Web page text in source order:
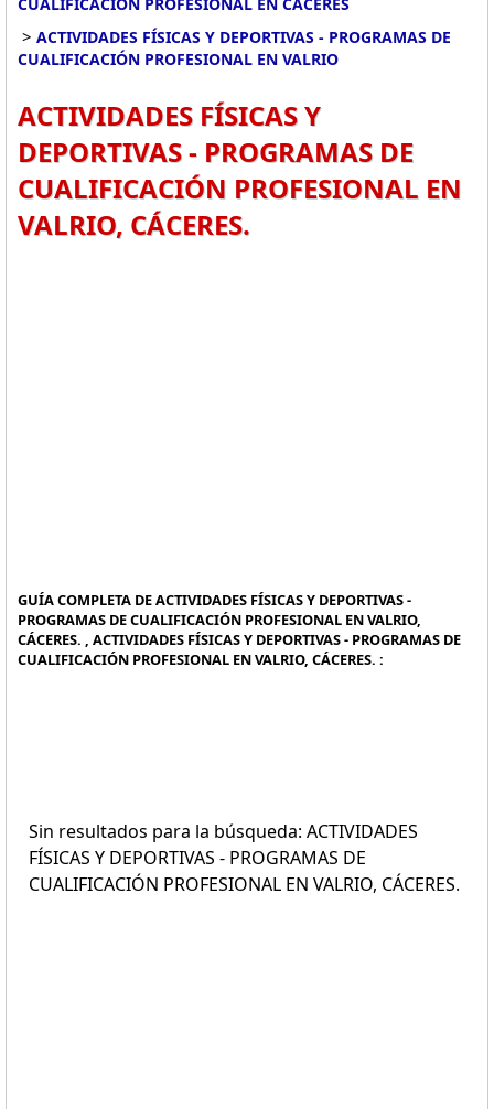
> ACTIVIDADES FÍSICAS Y DEPORTIVAS - PROGRAMAS DE
CUALIFICACIÓN PROFESIONAL EN VALRIO
ACTIVIDADES FÍSICAS Y
DEPORTIVAS - PROGRAMAS DE
CUALIFICACIÓN PROFESIONAL EN
VALRIO, CÁCERES.
GUÍA COMPLETA DE ACTIVIDADES FÍSICAS Y DEPORTIVAS -
PROGRAMAS DE CUALIFICACIÓN PROFESIONAL EN VALRIO,
CÁCERES. , ACTIVIDADES FÍSICAS Y DEPORTIVAS - PROGRAMAS DE
CUALIFICACIÓN PROFESIONAL EN VALRIO, CÁCERES. :
Sin resultados para la búsqueda: ACTIVIDADES
FÍSICAS Y DEPORTIVAS - PROGRAMAS DE
CUALIFICACIÓN PROFESIONAL EN VALRIO, CÁCERES.